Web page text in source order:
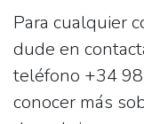
Para cualquier
dude en
teléfono +34
conocer más